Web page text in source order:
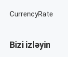
CurrencyRate
Bizi izləyin